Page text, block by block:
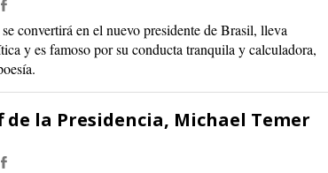
convertirá en el nuevo presidente de Brasil, lleva
y es famoso por su conducta tranquila y calculadora,
la Presidencia, Michael Temer